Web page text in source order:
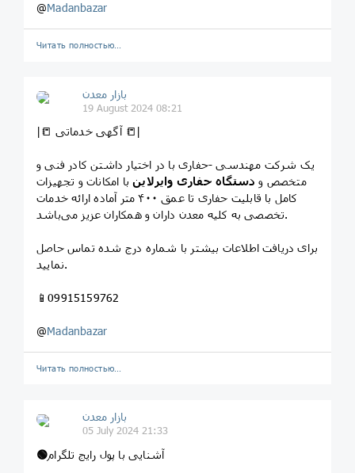
@Madanbazar
Читать полностью…
بازار معدن
19 August 2024 08:21
|📒 آگهی خدماتی 📒|
یک شرکت مهندسی -حفاری با در اختیار داشتن کادر فنی و
متخصص و دستگاه حفاری وایرلاین با امکانات و تجهیزات
کامل با قابلیت حفاری تا عمق ۴۰۰ متر آماده ارائه خدمات
تخصصی به کلیه معدن داران و همکاران عزیز می‌باشد.
برای دریافت اطلاعات بیشتر با شماره درج شده تماس حاصل
نمایید.
📱09915159762
@Madanbazar
Читать полностью…
بازار معدن
05 July 2024 21:33
🟢آشنایی با پول رایج تلگرام